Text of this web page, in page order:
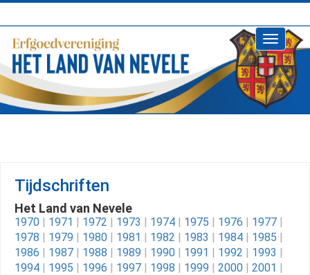
Toggle
Tijdschriften
Het Land van Nevele
1970 | 1971 | 1972 | 1973 | 1974 | 1975 | 1976 | 1977 |
1978 | 1979 | 1980 | 1981 | 1982 | 1983 | 1984 | 1985 |
1986 | 1987 | 1988 | 1989 | 1990 | 1991 | 1992 | 1993 |
1994 | 1995 | 1996 | 1997 | 1998 | 1999 | 2000 | 2001 |